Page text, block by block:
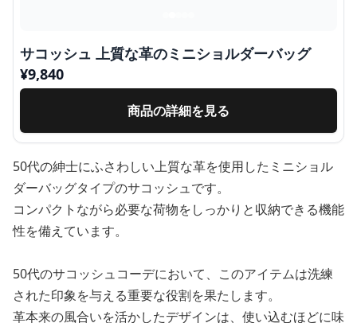
サコッシュ 上質な革のミニショルダーバッグ
¥9,840
商品の詳細を見る
50代の紳士にふさわしい上質な革を使用したミニショル
ダーバッグタイプのサコッシュです。
コンパクトながら必要な荷物をしっかりと収納できる機能
性を備えています。
50代のサコッシュコーデにおいて、このアイテムは洗練
された印象を与える重要な役割を果たします。
革本来の風合いを活かしたデザインは、使い込むほどに味